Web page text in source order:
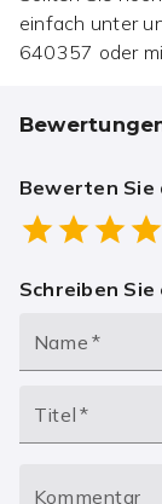
einfach unter
640357 oder
Bewerten Sie
0.5 Stars
1 Star
1.5
2 2.5
34
Schreiben
Name *
Titel *
Kommentar